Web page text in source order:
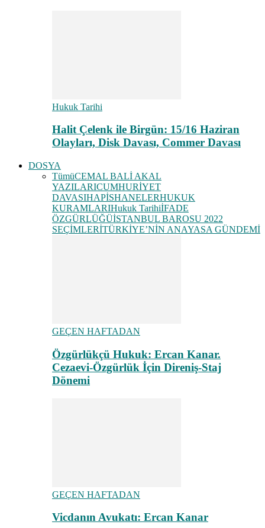
Hukuk Tarihi
Halit Çelenk ile Birgün: 15/16 Haziran
Olayları, Disk Davası, Commer Davası
DOSYA
TümüCEMAL BALİ AKAL
YAZILARICUMHURİYET
DAVASIHAPİSHANELERHUKUK
KURAMLARIHukuk TarihiİFADE
ÖZGÜRLÜĞÜİSTANBUL BAROSU 2022
SEÇİMLERİTÜRKİYE’NİN ANAYASA GÜNDEMİ
GEÇEN HAFTADAN
Özgürlükçü Hukuk: Ercan Kanar.
Cezaevi-Özgürlük İçin Direniş-Staj
Dönemi
GEÇEN HAFTADAN
Vicdanın Avukatı: Ercan Kanar